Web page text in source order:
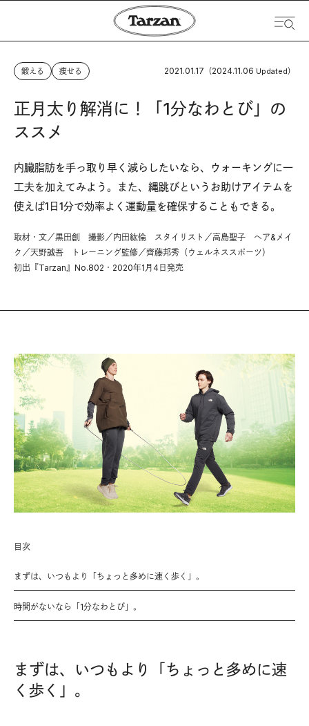
鍛える 痩せる 2021.01.17 （2024.11.06 Updated）
正月太り解消に！「1分なわとび」の
ススメ
内臓脂肪を手っ取り早く減らしたいなら、ウォーキングに一
工夫を加えてみよう。また、縄跳びというお助けアイテムを
使えば1日1分で効率よく運動量を確保することもできる。
取材・文／黒田創 撮影／内田紘倫 スタイリスト／高島聖子 ヘア&メイ
ク／天野誠吾 トレーニング監修／齊藤邦秀（ウェルネススポーツ）
初出『Tarzan』No.802・2020年1月4日発売
目次
まずは、いつもより「ちょっと多めに速く歩く」。
時間がないなら「1分なわとび」。
まずは、いつもより「ちょっと多めに速
く歩く」。